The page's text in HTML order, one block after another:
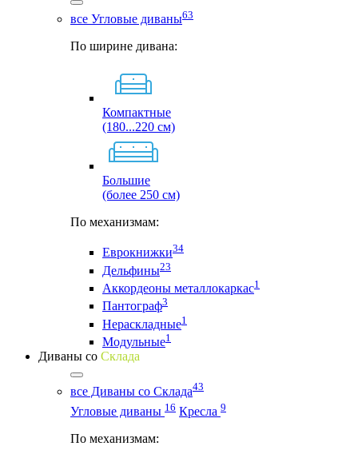
все Угловые диваны63
По ширине дивана:
Компактные
(180...220 см)
Большие
(более 250 см)
По механизмам:
Еврокнижки34
Дельфины23
Аккордеоны металлокаркас1
Пантограф3
Нераскладные1
Модульные1
Диваны со Склада
все Диваны со Склада43
Угловые диваны 16 Кресла 9
По механизмам: